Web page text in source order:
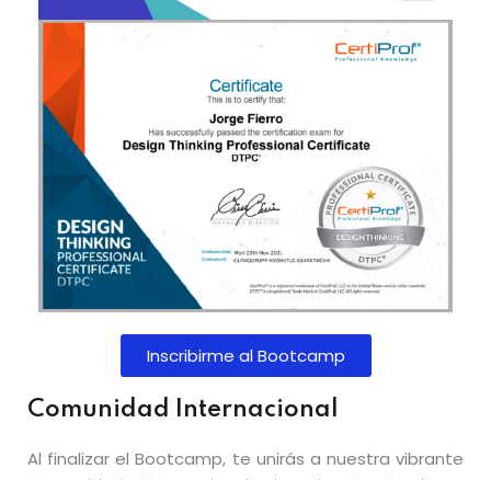
Inscribirme al Bootcamp
Comunidad Internacional
Al finalizar el Bootcamp, te unirás a nuestra vibrante